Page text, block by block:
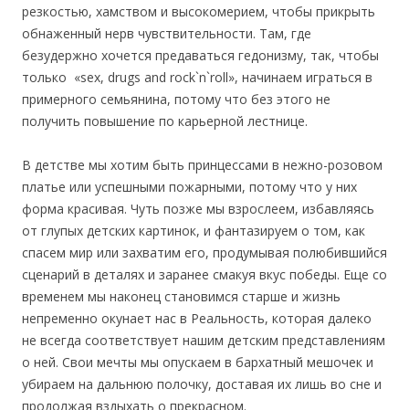
резкостью, хамством и высокомерием, чтобы прикрыть
обнаженный нерв чувствительности. Там, где
безудержно хочется предаваться гедонизму, так, чтобы
только «sex, drugs and rock`n`roll», начинаем играться в
примерного семьянина, потому что без этого не
получить повышение по карьерной лестнице.
В детстве мы хотим быть принцессами в нежно-розовом
платье или успешными пожарными, потому что у них
форма красивая. Чуть позже мы взрослеем, избавляясь
от глупых детских картинок, и фантазируем о том, как
спасем мир или захватим его, продумывая полюбившийся
сценарий в деталях и заранее смакуя вкус победы. Еще со
временем мы наконец становимся старше и жизнь
непременно окунает нас в Реальность, которая далеко
не всегда соответствует нашим детским представлениям
о ней. Свои мечты мы опускаем в бархатный мешочек и
убираем на дальнюю полочку, доставая их лишь во сне и
продолжая вздыхать о прекрасном.